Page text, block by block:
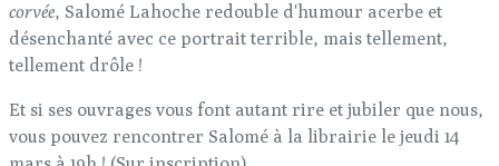
corvée, Salomé Lahoche redouble d'humour acerbe et
désenchanté avec ce portrait terrible, mais tellement,
tellement drôle !
Et si ses ouvrages vous font autant rire et jubiler que nous,
vous pouvez rencontrer Salomé à la librairie le jeudi 14